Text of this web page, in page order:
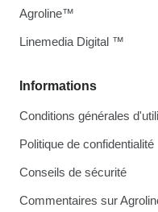
Informations
Conditions générales
Politique de confidentialité
Conseils de sécurité
Commentaires sur
Agroline™
Linemedia Digital ™